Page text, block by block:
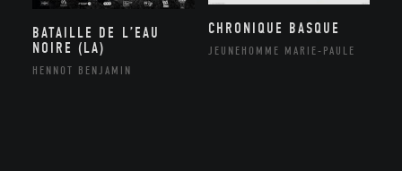
BATAILLE DE L’EAU
NOIRE (LA)
HENNOT BENJAMIN
CHRONIQUE BASQUE
JEUNEHOMME MARIE-PAULE